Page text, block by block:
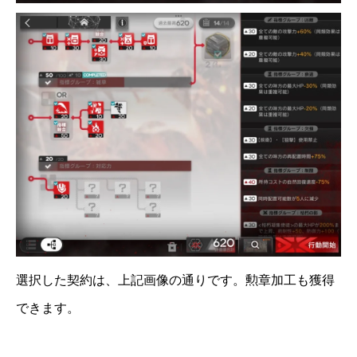
選択した契約は、上記画像の通りです。勲章加工も獲得
できます。